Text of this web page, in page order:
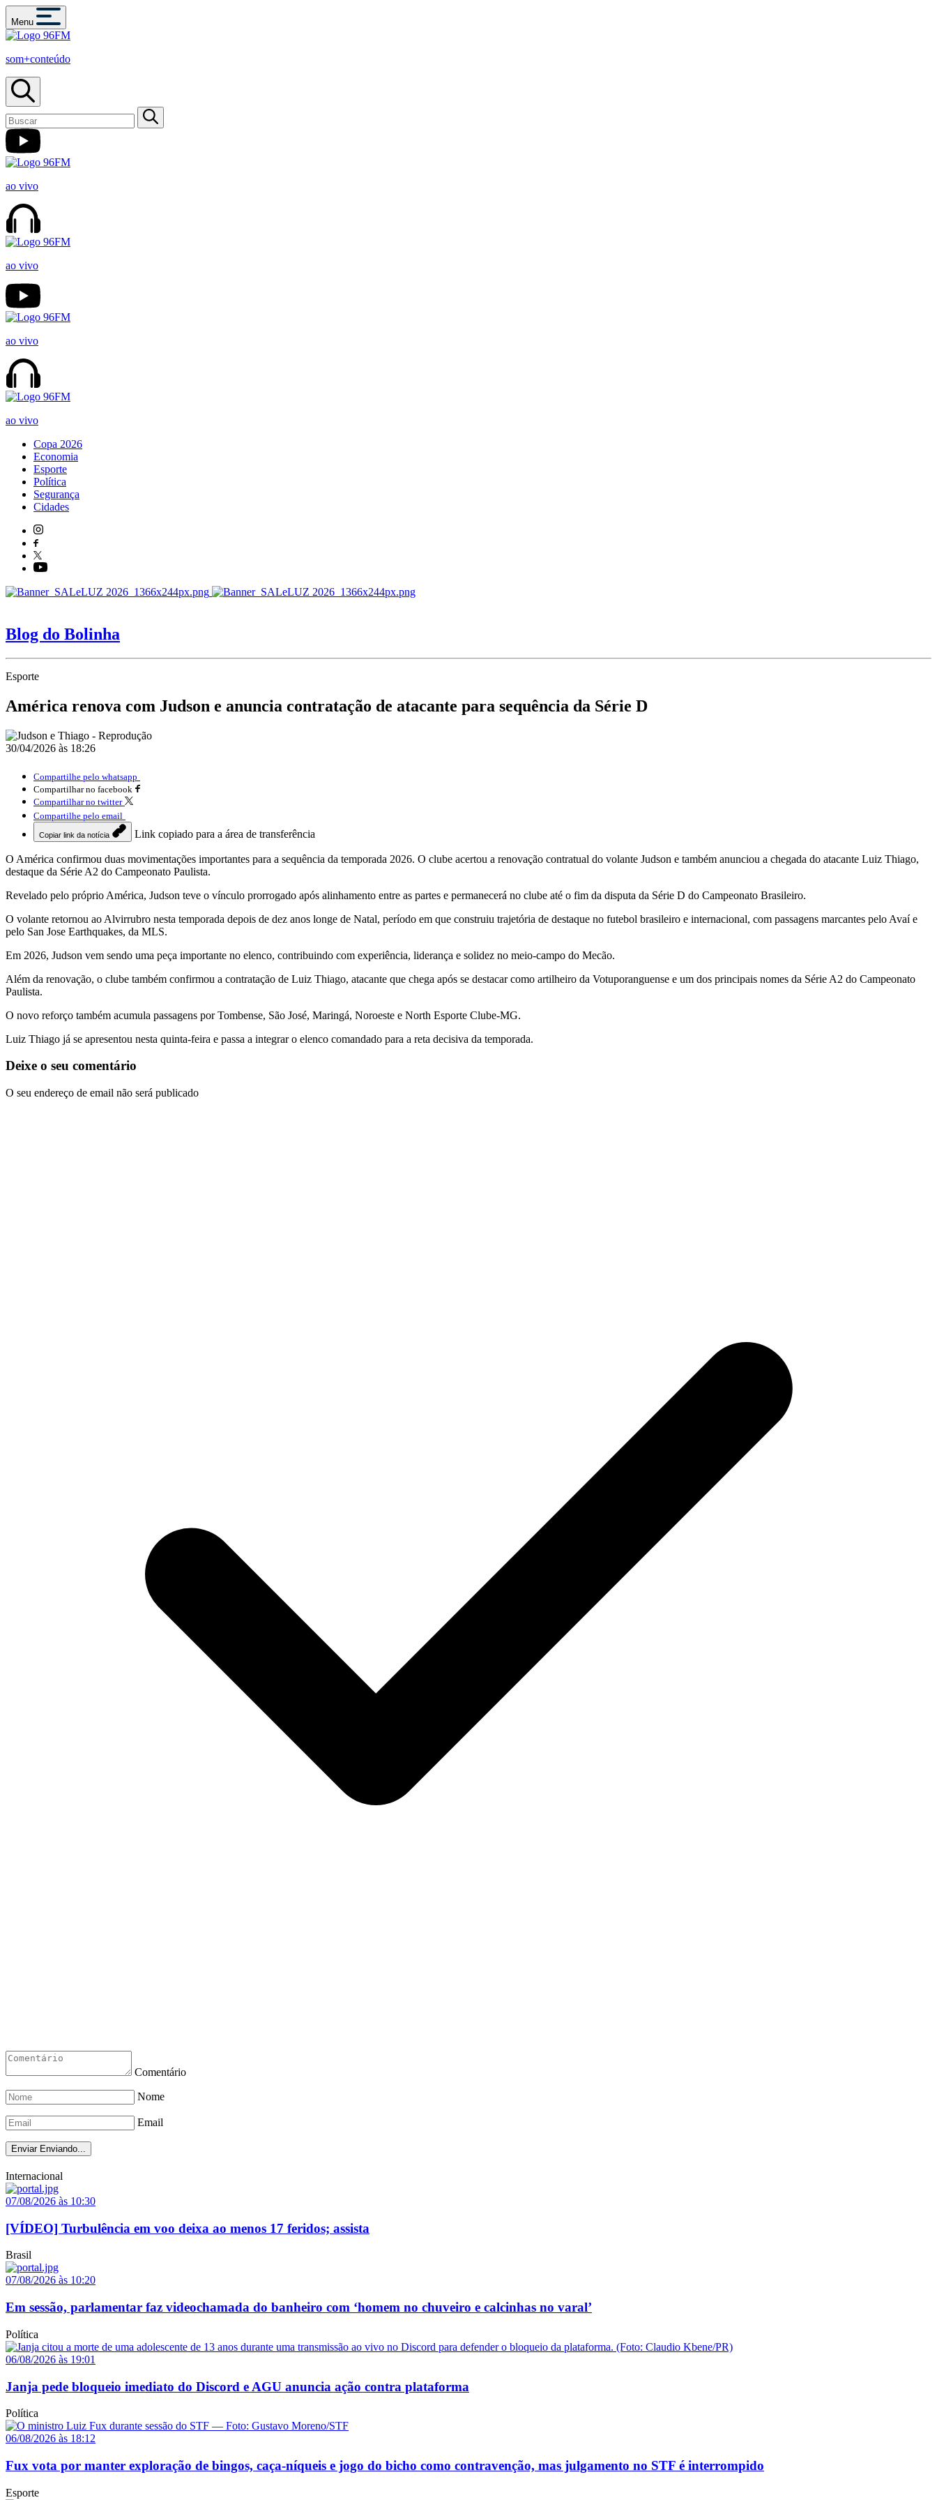
Menu
som+conteúdo
ao vivo
ao vivo
ao vivo
ao vivo
Copa 2026
Economia
Esporte
Política
Segurança
Cidades
Blog do Bolinha
Esporte
América renova com Judson e anuncia contratação de atacante para sequência da Série D
30/04/2026 às 18:26
Compartilhe pelo whatsapp
Compartilhar no facebook
Compartilhar no twitter
Compartilhe pelo email
Copiar link da notícia Link copiado para a área de transferência
O América confirmou duas movimentações importantes para a sequência da temporada 2026. O clube acertou a renovação contratual do volante Judson e também anunciou a chegada do atacante Luiz Thiago,
destaque da Série A2 do Campeonato Paulista.
Revelado pelo próprio América, Judson teve o vínculo prorrogado após alinhamento entre as partes e permanecerá no clube até o fim da disputa da Série D do Campeonato Brasileiro.
O volante retornou ao Alvirrubro nesta temporada depois de dez anos longe de Natal, período em que construiu trajetória de destaque no futebol brasileiro e internacional, com passagens marcantes pelo Avaíe
pelo San Jose Earthquakes, da MLS.
Em 2026, Judson vem sendo uma peça importante no elenco, contribuindo com experiência, liderança e solidez no meio-campo do Mecão.
Além da renovação, o clube também confirmou a contratação de Luiz Thiago, atacante que chega após se destacar como artilheiro da Votuporanguense e um dos principais nomes da Série A2 do Campeonato
Paulista.
O novo reforço também acumula passagens porTombense, São José, Maringá, Noroeste e North Esporte Clube-MG.
Luiz Thiago já se apresentou nesta quinta-feira e passa a integrar o elenco comandado para a reta decisiva da temporada.
Deixe o seu comentário
O seu endereço de email não será publicado
Comentário
Nome
Email
Enviar Enviando...
Internacional
07/08/2026 às 10:30
[VÍDEO] Turbulência em voo deixa ao menos 17 feridos; assista
Brasil
07/08/2026 às 10:20
Em sessão, parlamentar faz videochamada do banheiro com ‘homem no chuveiro e calcinhas no varal’
Política
06/08/2026 às 19:01
Janja pede bloqueio imediato do Discord e AGU anuncia ação contra plataforma
Política
06/08/2026 às 18:12
Fux vota por manter exploração de bingos, caça-níqueis e jogo do bicho como contravenção, mas julgamento no STF é interrompido
Esporte